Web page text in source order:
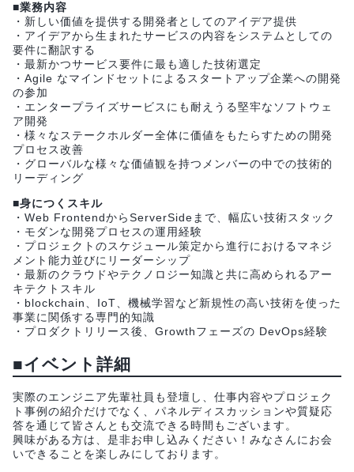
■業務内容
・新しい価値を提供する開発者としてのアイデア提供
・アイデアから生まれたサービスの内容をシステムとしての
要件に翻訳する
・最新かつサービス要件に最も適した技術選定
・Agile なマインドセットによるスタートアップ企業への開発
の参加
・エンタープライズサービスにも耐えうる堅牢なソフトウェ
ア開発
・様々なステークホルダー全体に価値をもたらすための開発
プロセス改善
・グローバルな様々な価値観を持つメンバーの中での技術的
リーディング
■身につくスキル
・Web FrontendからServerSideまで、幅広い技術スタック
・モダンな開発プロセスの運用経験
・プロジェクトのスケジュール策定から進行におけるマネジ
メント能力並びにリーダーシップ
・最新のクラウドやテクノロジー知識と共に高められるアー
キテクトスキル
・blockchain、IoT、機械学習など新規性の高い技術を使った
事業に関係する専門的知識
・プロダクトリリース後、Growthフェーズの DevOps経験
■イベント詳細
実際のエンジニア先輩社員も登壇し、仕事内容やプロジェク
ト事例の紹介だけでなく、パネルディスカッションや質疑応
答を通じて皆さんとも交流できる時間もございます。
興味がある方は、是非お申し込みください！みなさんにお会
いできることを楽しみにしております。